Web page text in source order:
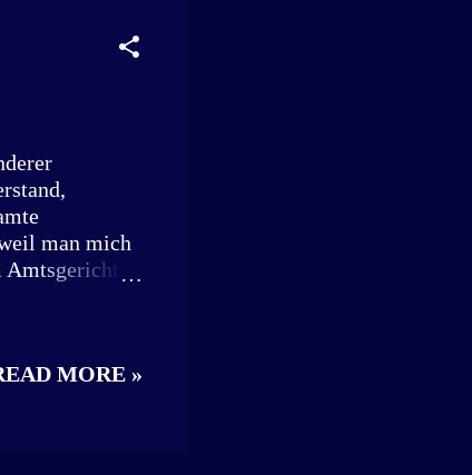
des
entstandene
man mich
gegen
2024 feierte
soll er einer
MORE »